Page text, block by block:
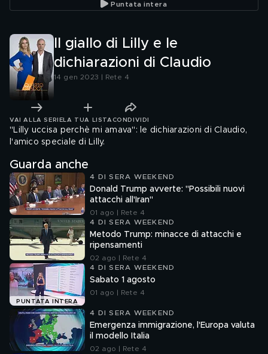
Puntata intera
Il giallo di Lilly e le
dichiarazioni di Claudio
14 gen 2023 | Rete 4
VAI ALLA SERIE LA TUA LISTA CONDIVIDI
"Lilly uccisa perchè mi amava": le dichiarazioni di Claudio,
l'amico speciale di Lilly.
Guarda anche
4 DI SERA WEEKEND
Donald Trump avverte: "Possibili nuovi
attacchi all'Iran"
01 ago | Rete 4
4 DI SERA WEEKEND
Metodo Trump: minacce di attacchi e
ripensamenti
02 ago | Rete 4
PUNTATA INTERA
4 DI SERA WEEKEND
Sabato 1 agosto
01 ago | Rete 4
4 DI SERA WEEKEND
Emergenza immigrazione, l'Europa valuta
il modello Italia
02 ago | Rete 4